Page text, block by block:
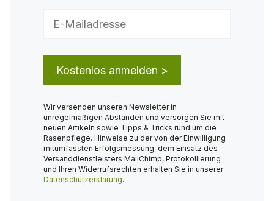
Wir versenden unseren Newsletter in
unregelmäßigen Abständen und versorgen Sie mit
neuen Artikeln sowie Tipps & Tricks rund um die
Rasenpflege. Hinweise zu der von der Einwilligung
mitumfassten Erfolgsmessung, dem Einsatz des
Versanddienstleisters MailChimp, Protokollierung
und Ihren Widerrufsrechten erhalten Sie in unserer
Datenschutzerklärung.